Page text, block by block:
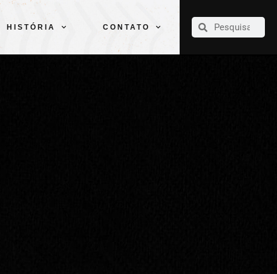
HISTÓRIA CONTATO
CLUBE